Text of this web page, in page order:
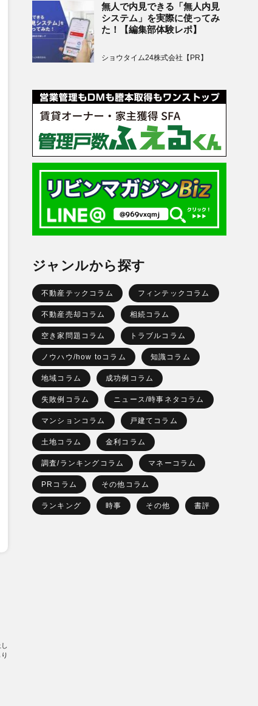
無人で内見できる「無人内見
システム」を実際に使ってみ
た！【編集部体験レポ】
ショウタイム24株式会社【PR】
ジャンルから探す
不動産テックコラム フィンテックコラム
不動産売却コラム 相続コラム
空き家問題コラム トラブルコラム
ノウハウ/how toコラム 知識コラム
地域コラム 成功例コラム
失敗例コラム ニュース/時事ネタコラム
マンションコラム 戸建てコラム
土地コラム 金利コラム
調査/ランキングコラム マネーコラム
PRコラム その他コラム
ランキング 時事 その他 書評